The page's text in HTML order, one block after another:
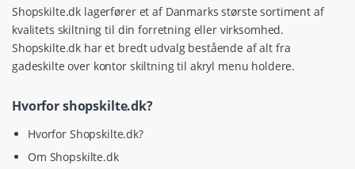
Shopskilte.dk lagerfører et af Danmarks største sortiment af
kvalitets skiltning til din forretning eller virksomhed.
Shopskilte.dk har et bredt udvalg bestående af alt fra
gadeskilte over kontor skiltning til akryl menu holdere.
Hvorfor shopskilte.dk?
Hvorfor Shopskilte.dk?
Om Shopskilte.dk